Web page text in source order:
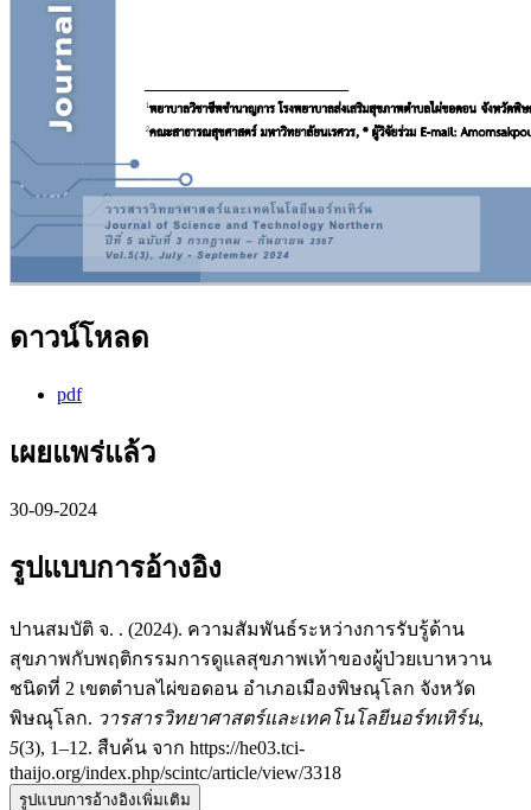
ดาวน์โหลด
pdf
เผยแพร่แล้ว
30-09-2024
รูปแบบการอ้างอิง
ปานสมบัติ จ. . (2024). ความสัมพันธ์ระหว่างการรับรู้ด้าน
สุขภาพกับพฤติกรรมการดูแลสุขภาพเท้าของผู้ป่วยเบาหวาน
ชนิดที่ 2 เขตตำบลไผ่ขอดอน อำเภอเมืองพิษณุโลก จังหวัด
พิษณุโลก. วารสารวิทยาศาสตร์และเทคโนโลยีนอร์ทเทิร์น,
5(3), 1–12. สืบค้น จาก https://he03.tci-
thaijo.org/index.php/scintc/article/view/3318
รูปแบบการอ้างอิงเพิ่มเติม